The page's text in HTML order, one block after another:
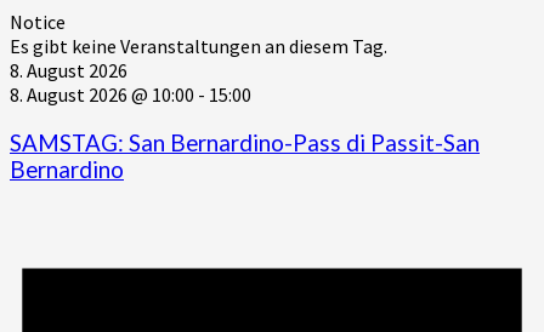
Notice
Es gibt keine Veranstaltungen an diesem Tag.
8. August 2026
8. August 2026 @ 10:00 - 15:00
SAMSTAG: San Bernardino-Pass di Passit-San
Bernardino